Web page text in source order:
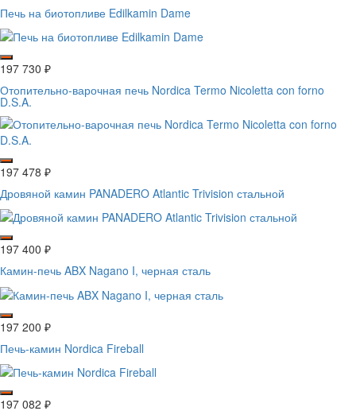
Печь на биотопливе Edilkamin Dame
197 730 ₽
Отопительно-варочная печь Nordica Termo Nicoletta con forno
D.S.A.
197 478 ₽
Дровяной камин PANADERO Atlantic Trivision стальной
197 400 ₽
Камин-печь ABX Nagano I, черная сталь
197 200 ₽
Печь-камин Nordica Fireball
197 082 ₽